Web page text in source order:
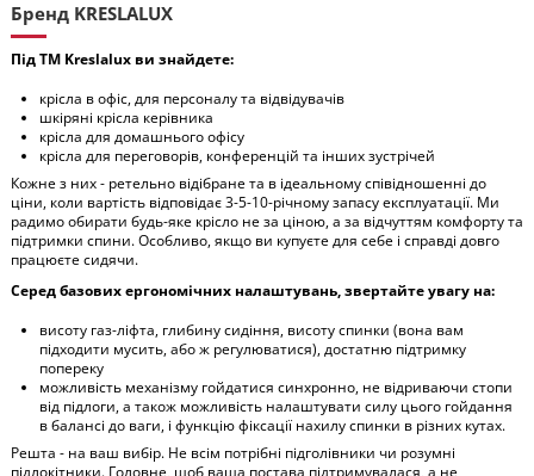
Бренд KRESLALUX
Під ТМ Kreslalux ви знайдете:
крісла в офіс, для персоналу та відвідувачів
шкіряні крісла керівника
крісла для домашнього офісу
крісла для переговорів, конференцій та інших зустрічей
Кожне з них - ретельно відібране та в ідеальному співідношенні до
ціни, коли вартість відповідає 3-5-10-річному запасу експлуатації. Ми
радимо обирати будь-яке крісло не за ціною, а за відчуттям комфорту та
підтримки спини. Особливо, якщо ви купуєте для себе і справді довго
працюєте сидячи.
Серед базових ергономічних налаштувань, звертайте увагу на:
висоту газ-ліфта, глибину сидіння, висоту спинки (вона вам
підходити мусить, або ж регулюватися), достатню підтримку
попереку
можливість механізму гойдатися синхронно, не відриваючи стопи
від підлоги, а також можливість налаштувати силу цього гойдання
в балансі до ваги, і функцію фіксації нахилу спинки в різних кутах.
Решта - на ваш вибір. Не всім потрібні підголівники чи розумні
підлокітники. Головне, щоб ваша постава підтримувалася, а не